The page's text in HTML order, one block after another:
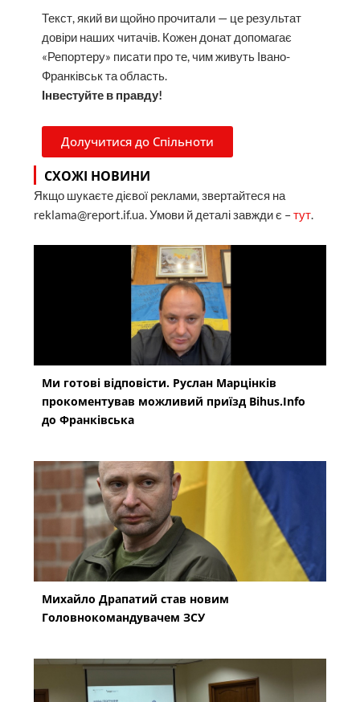
Текст, який ви щойно прочитали — це результат
довіри наших читачів. Кожен донат допомагає
«Репортеру» писати про те, чим живуть Івано-
Франківськ та область.
Інвестуйте в правду!
Долучитися до Спільноти
СХОЖІ НОВИНИ
Якщо шукаєте дієвої реклами, звертайтеся на
reklama@report.if.ua. Умови й деталі завжди є –тут.
Ми готові відповісти. Руслан Марцінків
прокоментував можливий приїзд Bihus.Info
до Франківська
Михайло Драпатий став новим
Головнокомандувачем ЗСУ